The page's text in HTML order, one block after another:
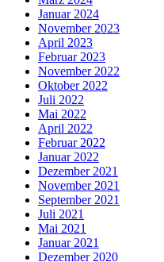
Januar 2024
November 2023
April 2023
Februar 2023
November 2022
Oktober 2022
Juli 2022
Mai 2022
April 2022
Februar 2022
Januar 2022
Dezember 2021
November 2021
September 2021
Juli 2021
Mai 2021
Januar 2021
Dezember 2020